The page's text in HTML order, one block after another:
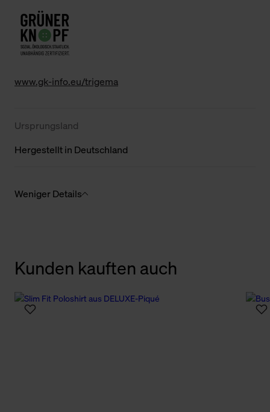
www.gk-info.eu/trigema
Ursprungsland
Hergestellt in Deutschland
Weniger Details
Kunden kauften auch